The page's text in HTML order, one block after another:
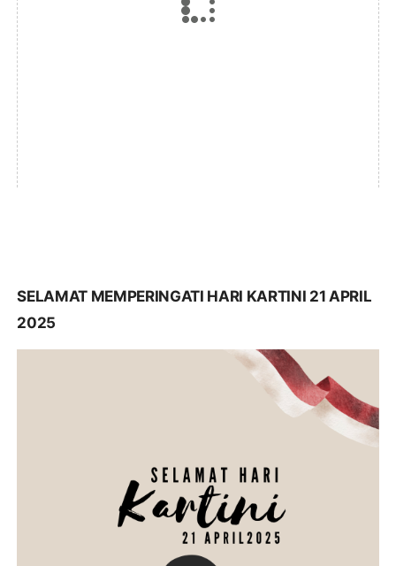
SELAMAT MEMPERINGATI HARI KARTINI 21 APRIL
2025